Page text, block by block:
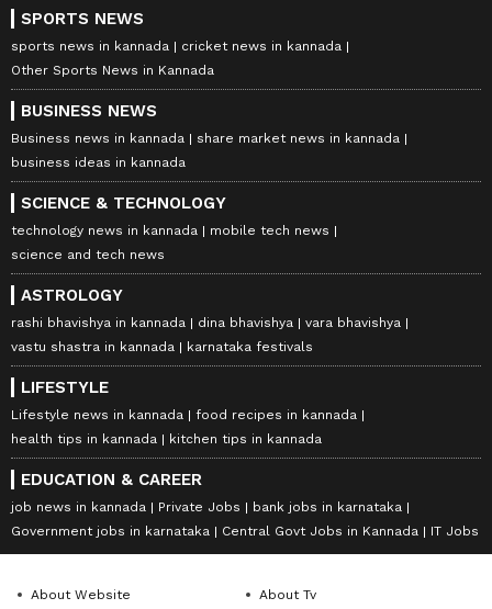
SPORTS NEWS
sports news in kannada
cricket news in kannada
Other Sports News in Kannada
BUSINESS NEWS
Business news in kannada
share market news in kannada
business ideas in kannada
SCIENCE & TECHNOLOGY
technology news in kannada
mobile tech news
science and tech news
ASTROLOGY
rashi bhavishya in kannada dina bhavishya
vara bhavishya
vastu shastra in kannada
karnataka festivals
LIFESTYLE
Lifestyle news in kannada
food recipes in kannada
health tips in kannada
kitchen tips in kannada
EDUCATION & CAREER
job news in kannada Private Jobs
bank jobs in karnataka
Government jobs in karnataka
Central Govt Jobs in Kannada IT Jobs
About Website
About Tv